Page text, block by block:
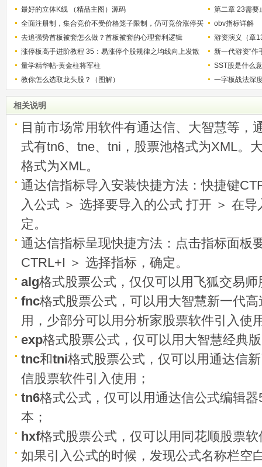
最好的立体K线 （精品主图）源码
第二章 23需要
201811短线实
全面注册制，集合竞价不受价格笼子限制，仍可竞价涨停买
入或竞价跌停卖出，你知道吗
obv指标详解
去追强势首板被套怎么做？首板被套的心理套利逻辑
游资演义（章
涨停板高手进阶教程 35：易涨停个股规律之均线向上发散
的个股（图解）
新一代游资“作
量学精华帖-黄金柱将军柱
SST股是什么
教你怎么选取龙头股？（图解）
一字板战法深
相关说明
目前市场常用软件有通达信、大智慧等，
式有tn6、tne、tni，股票池格式为XML。
格式为XML。
通达信指标导入安装快捷方法：快捷键
入公式 ＞ 选择要导入的公式 打开 ＞ 在
定。
通达信指标呈现快捷方法：点击指标面板
CTRL+I ＞ 选择指标，确定。
alg格式股票公式，仅仅可以用飞狐交易
fnc格式股票公式，可以用大智慧新一代
用，少部分可以用分析家股票软件引入使
exp格式股票公式，仅可以用大智慧经典
tnc和tni格式股票公式，仅可以用通达信
信股票软件引入使用；
tn6格式公式，仅可以用通达信公式编辑
本；
hxf格式股票公式，仅可以用同花顺股票
如果引入公式的时候，发现公式名称栏空